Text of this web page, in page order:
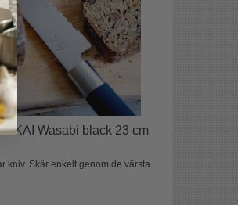
KAI Wasabi black 23 cm
kniv. Skär enkelt genom de värsta